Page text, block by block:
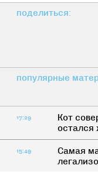
поделиться:
популярные
17:29
Кот
остался
15:49
Самая